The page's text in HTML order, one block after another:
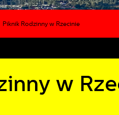
Piknik Rodzinny w Rzecinie
w